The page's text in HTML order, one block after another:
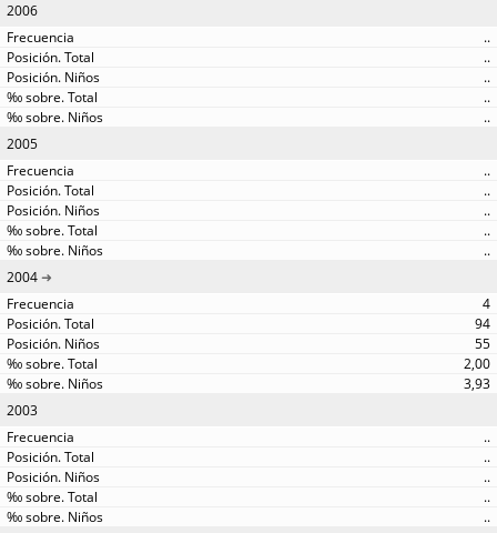
2006
..
..
..
..
..
2005
..
..
..
..
..
2004
4
94
55
2,00
3,93
2003
..
..
..
..
..